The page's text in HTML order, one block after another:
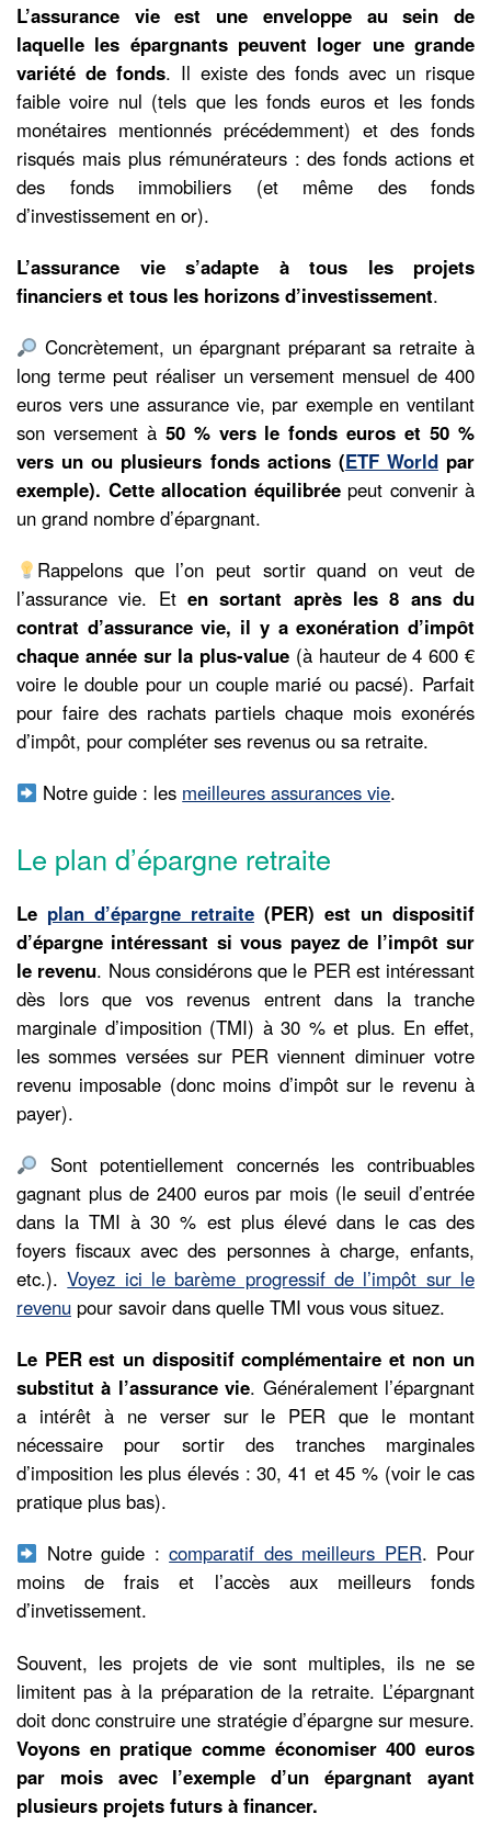
L’assurance vie est une enveloppe au sein de
laquelle les épargnants peuvent loger une grande
variété de fonds. Il existe des fonds avec un risque
faible voire nul (tels que les fonds euros et les fonds
monétaires mentionnés précédemment) et des fonds
risqués mais plus rémunérateurs : des fonds actions et
des fonds immobiliers (et même des fonds
d’investissement en or).
L’assurance vie s’adapte à tous les projets
financiers et tous les horizons d’investissement.
Concrètement, un épargnant préparant sa retraite à
long terme peut réaliser un versement mensuel de 400
euros vers une assurance vie, par exemple en ventilant
son versement à 50 % vers le fonds euros et 50 %
vers un ou plusieurs fonds actions (ETF Worldpar
exemple). Cette allocation équilibréepeut convenir à
un grand nombre d’épargnant.
Rappelons que l’on peut sortir quand on veut de
l’assurance vie. Et en sortant après les 8 ans du
contrat d’assurance vie, il y a exonération d’impôt
chaque année sur la plus-value (à hauteur de 4 600 €
voire le double pour un couple marié ou pacsé). Parfait
pour faire des rachats partiels chaque mois exonérés
d’impôt, pour compléter ses revenus ou sa retraite.
Notre guide : les meilleures assurances vie.
Le plan d’épargne retraite
Le plan d’épargne retraite (PER) est un dispositif
d’épargne intéressant si vous payez de l’impôt sur
le revenu. Nous considérons que le PER est intéressant
dès lors que vos revenus entrent dans la tranche
marginale d’imposition (TMI) à 30 % et plus. En effet,
les sommes versées sur PER viennent diminuer votre
revenu imposable (donc moins d’impôt sur le revenu à
payer).
Sont potentiellement concernés les contribuables
gagnant plus de 2400 euros par mois (le seuil d’entrée
dans la TMI à 30 % est plus élevé dans le cas des
foyers fiscaux avec des personnes à charge, enfants,
etc.).Voyez ici le barème progressif de l’impôt sur le
revenu pour savoir dans quelle TMI vous vous situez.
Le PER est un dispositif complémentaire et non un
substitut à l’assurance vie. Généralement l’épargnant
a intérêt à ne verser sur le PER que le montant
nécessaire pour sortir des tranches marginales
d’imposition les plus élevés : 30, 41 et 45 % (voir le cas
pratique plus bas).
Notre guide :comparatif des meilleurs PER. Pour
moins de frais et l’accès aux meilleurs fonds
d’invetissement.
Souvent, les projets de vie sont multiples, ils ne se
limitent pas à la préparation de la retraite. L’épargnant
doit donc construire une stratégie d’épargne sur mesure.
Voyons en pratique comme économiser 400 euros
par mois avec l’exemple d’un épargnant ayant
plusieurs projets futurs à financer.